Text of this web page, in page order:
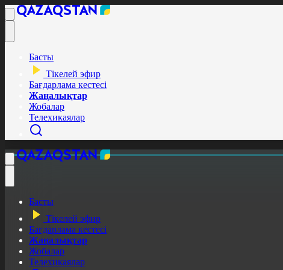
Басты
Тікелей эфир
Бағдарлама кестесі
Жаңалықтар
Жобалар
Телехикаялар
Басты
Тікелей эфир
Бағдарлама кестесі
Жаңалықтар
Жобалар
Телехикаялар